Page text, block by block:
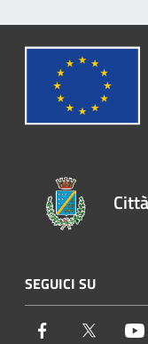
SEGUICI SU
Facebook Twitter